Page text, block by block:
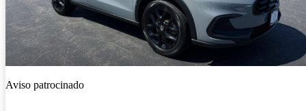
Aviso patrocinado